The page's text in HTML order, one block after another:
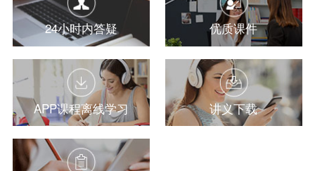
24小时内答疑 优质课件
APP课程离线学习 讲义下载